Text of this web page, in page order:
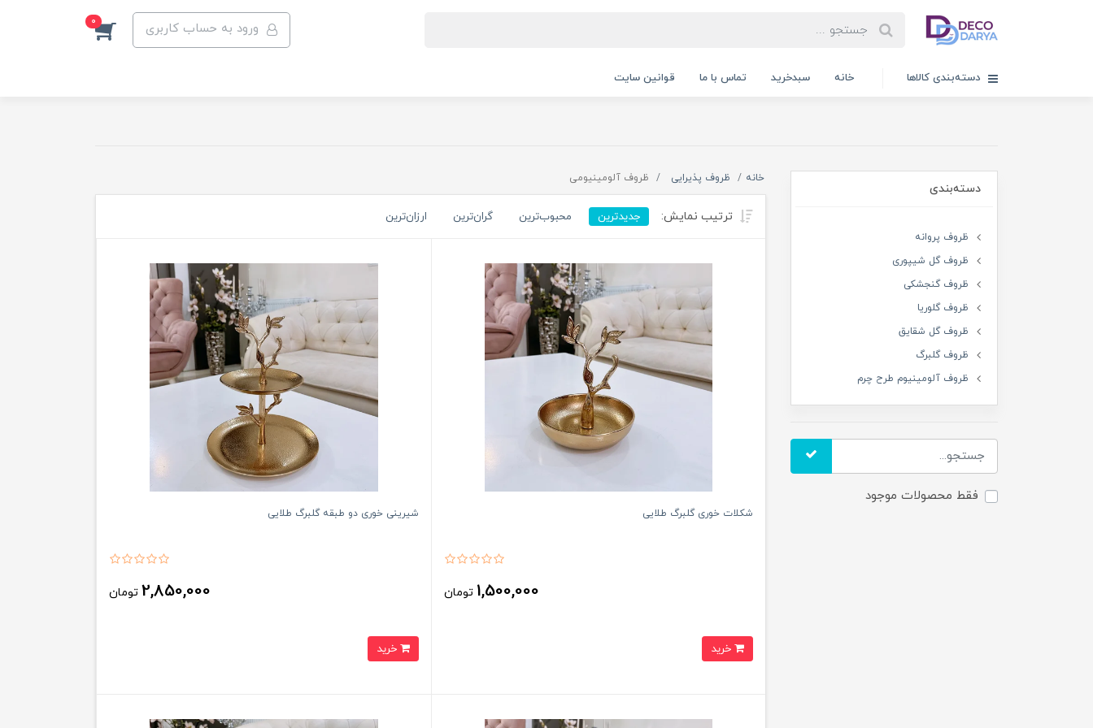
ورود به حساب کاربری 0
دسته‌بندی کالاها خانه سبدخرید تماس با ما قوانین سایت
دسته‌بندی
ظروف پروانه
ظروف گل شیپوری
ظروف گنجشکی
ظروف گلوریا
ظروف گل شقایق
ظروف گلبرگ
ظروف آلومینیوم طرح چرم
فقط محصولات موجود
خانه ظروف پذیرایی ظروف آلومینیومی
ترتیب نمایش: جدیدترین محبوب‌ترین گران‌ترین ارزان‌ترین
شکلات خوری گلبرگ طلایی
1,500,000 تومان
شیرینی خوری دو‌ طبقه گلبرگ طلایی
2,850,000 تومان
خرید